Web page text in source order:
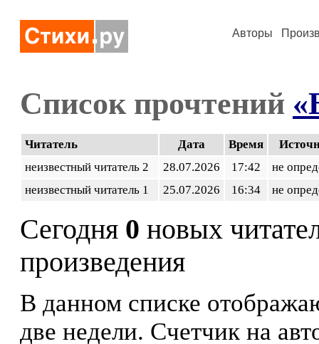
Авторы
Список прочтений
Читатель Дата Время
неизвестный читатель 2
28.07.2026 17:42
не
неизвестный читатель 1
25.07.2026 16:34 не
Сегодня 0 новых
произведения
В данном списке
две недели. Счетчик на